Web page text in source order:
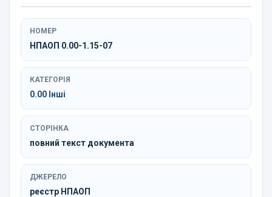
НОМЕР
НПАОП 0.00-1.15-07
КАТЕГОРІЯ
0.00 Інші
СТОРІНКА
повний текст документа
ДЖЕРЕЛО
реєстр НПАОП